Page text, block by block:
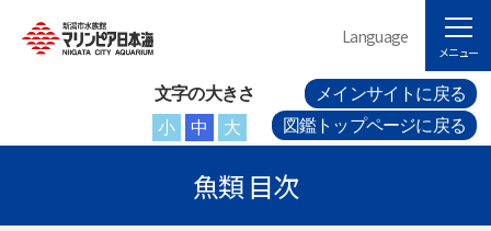
文字の大きさ
小
中 大
メインサイトに戻る
図鑑トップページに戻る
Language
メニュー
魚類 目次